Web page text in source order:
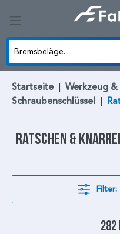
Startseite | Werkzeug
Schraubenschlüssel |
Ratschen &
Filter: